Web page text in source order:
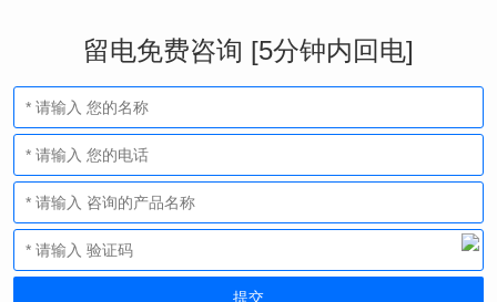
留电免费咨询 [5分钟内回电]